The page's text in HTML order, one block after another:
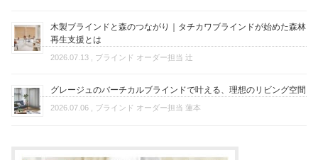
木製ブラインドと森のつながり｜タチカワブラインドが始めた森林
再生支援とは
2026.07.13 , ブラインド オーダー担当 辻
グレージュのバーチカルブラインドで叶える、理想のリビング空間
2026.07.06 , ブラインド オーダー担当 蓮本